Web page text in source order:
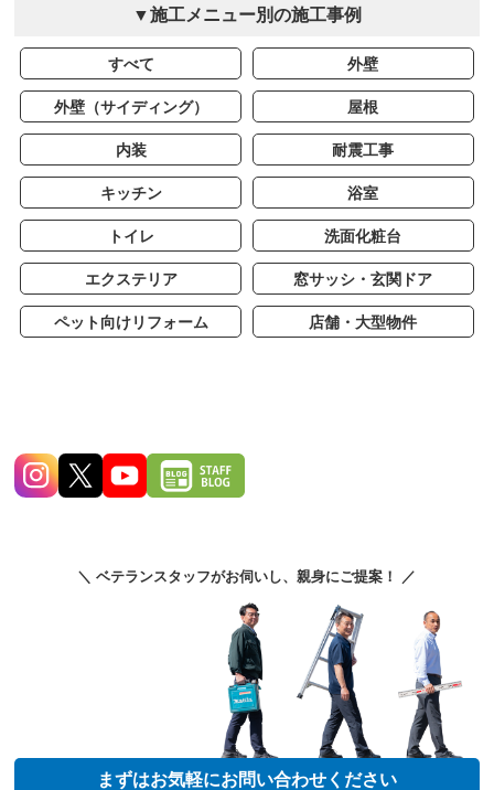
▼施工メニュー別の施工事例
すべて 外壁
外壁（サイディング） 屋根
内装 耐震工事
キッチン 浴室
トイレ 洗面化粧台
エクステリア 窓サッシ・玄関ドア
ペット向けリフォーム 店舗・大型物件
＼ ベテランスタッフがお伺いし、親身にご提案！ ／
まずはお気軽にお問い合わせください